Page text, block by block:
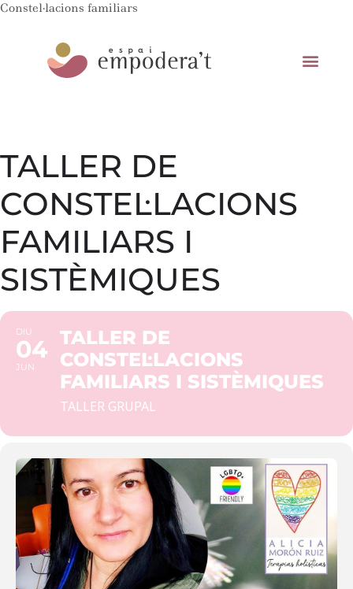
Constel·lacions familiars
TALLER DE
CONSTEL·LACIONS
FAMILIARS I
SISTÈMIQUES
DIU
04
JUN
TALLER DE
CONSTEL·LACIONS
FAMILIARS I SISTÈMIQUES
TALLER GRUPAL